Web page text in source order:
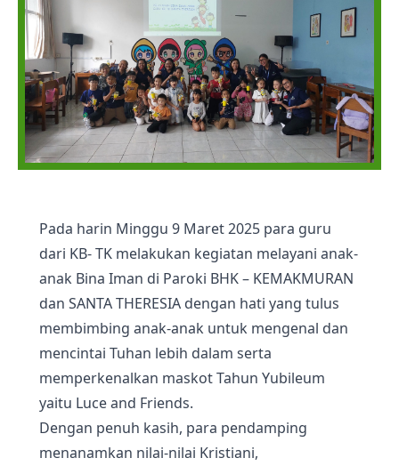
Pada harin Minggu 9 Maret 2025 para guru
dari KB- TK melakukan kegiatan melayani anak-
anak Bina Iman di Paroki BHK – KEMAKMURAN
dan SANTA THERESIA dengan hati yang tulus
membimbing anak-anak untuk mengenal dan
mencintai Tuhan lebih dalam serta
memperkenalkan maskot Tahun Yubileum
yaitu Luce and Friends.
Dengan penuh kasih, para pendamping
menanamkan nilai-nilai Kristiani,